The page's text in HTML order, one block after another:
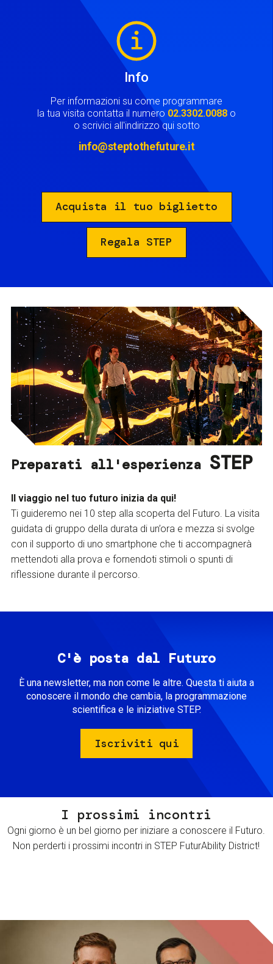
Info
Per informazioni su come programmare
la tua visita contatta il numero 02.3302.0088 o
o scrivici all'indirizzo qui sotto
info@steptothefuture.it
Acquista il tuo biglietto
Regala STEP
Preparati all'esperienza STEP
Il viaggio nel tuo futuro inizia da qui!
Ti guideremo nei 10 step alla scoperta del Futuro. La visita
guidata di gruppo della durata di un’ora e mezza si svolge
con il supporto di uno smartphone che ti accompagnerà
mettendoti alla prova e fornendoti stimoli o spunti di
riflessione durante il percorso.
C'è posta dal Futuro
È una newsletter, ma non come le altre. Questa ti aiuta a
conoscere il mondo che cambia, la programmazione
scientifica e le iniziative STEP.
Iscriviti qui
I prossimi incontri
Ogni giorno è un bel giorno per iniziare a conoscere il Futuro.
Non perderti i prossimi incontri in STEP FuturAbility District!